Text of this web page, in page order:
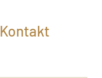
Kontakt